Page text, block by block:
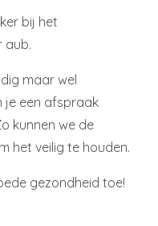
bij het
aub.
maar wel
je een afspraak
kunnen we de
het veilig te houden.
gezondheid toe!